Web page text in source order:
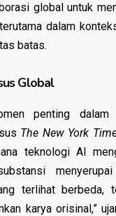
global untuk
dalam
batas.
Global
penting dalam
The New York
teknologi AI
terlihat berbeda,
karya orisinal,”